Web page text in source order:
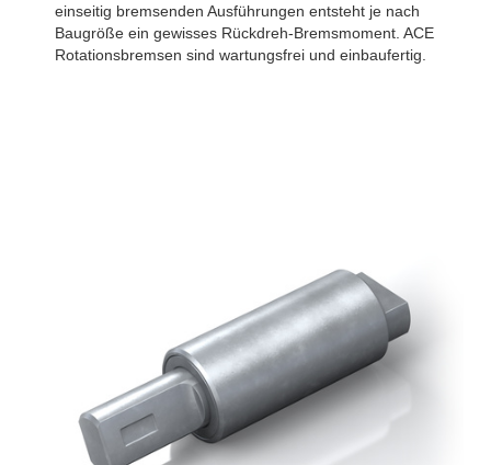
einseitig bremsenden Ausführungen entsteht je nach
Baugröße ein gewisses Rückdreh-Bremsmoment. ACE
Rotationsbremsen sind wartungsfrei und einbaufertig.